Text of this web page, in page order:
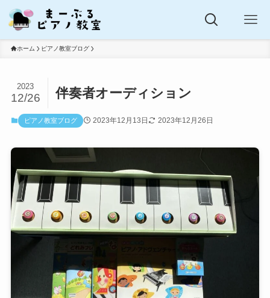
ホーム ピアノ教室ブログ
伴奏者オーディション
2023
12/26
ピアノ教室ブログ 2023年12月13日 2023年12月26日